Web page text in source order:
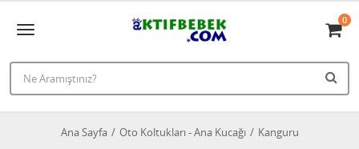
0
Ana Sayfa Oto Koltukları - Ana Kucağı Kanguru